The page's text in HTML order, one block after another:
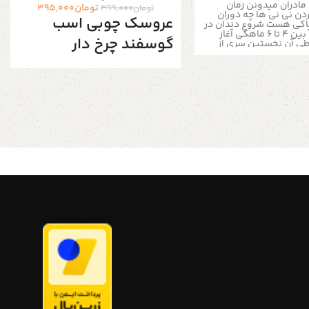
میدونن زمان
نی نی ها چه دوران
هست شروع دندان در
آوردن عمومآ بین ۴ تا ۶ ماهگی آغاز
آن نخستین سری از
در فک پائینی بیرون
برخی مواقع، ممکن است
این روند در ۱۲ ماهگی به بعد شروع
آوردن نوزاد می‌تواند
و همراه با بی‌قراری
باعث گریه‌های بی‌امان
این دوران، زمانی است
دارد چیزی را گاز بگیرد
سفتی را بجود تا
آن مالش دهد.این زمان،
برای استفاده از دندان‌گیر
است نوع طبیعی آن را
تومان399,000تومان395,000
عروسک چوبی اسب
گوسفند چرخ دار
جذاب کودک یه وسیله عالی برای بازی
کودکان و دکوری اتاق کودک ۱ عدد
اسباب بازی حیوان چوبی جذاب ساخته
شده از چوب راش درجه یک کودکان
معمولا عاشق اسباب بازی هستند و
این عروسک های چوبی با کیفیت بالا
بهترین گزینه برای کودکان میباشد
برای ساخت این عروسک های چوبی به
تمامی نکات دقت کرده ایم در طراحی
و صاف کردن تمام گوشه های تیز و
سلامت روح و روان کودک بسیار تاثیر
دارد دارد. چوب بخشی از طبیعت است.
و اسباب بازی های چوبی، جزئی از
طبیعت که قابل برگشت به طبیعت
است. در مقابل اسباب بازی های چوبی،
مافیای اسباب بازی پلاستیکی قرار دارد.
اسباب بازی پلاستکی که برای کودکتان
میخرید دقت کرده اید؟ پس انتخاب یک